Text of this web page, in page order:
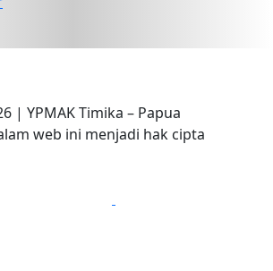
| YPMAK Timika – Papua
web ini menjadi hak cipta